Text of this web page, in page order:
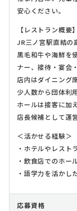
安心ください。
【レストラン概要】
JR三ノ宮駅直結の
黒毛和牛や海鮮を
ナー、接待・宴会
店内はダイニング
少人数から団体利
ホールは接客に加
店長候補として運
＜活かせる経験＞
・ホテルやレスト
・飲食店でのホー
・語学力を活かし
応募資格